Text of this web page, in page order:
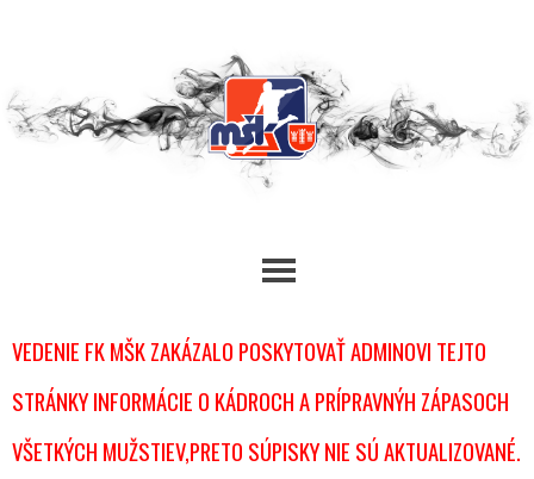
VEDENIE FK MŠK ZAKÁZALO POSKYTOVAŤ ADMINOVI TEJTO
STRÁNKY INFORMÁCIE O KÁDROCH A PRÍPRAVNÝH ZÁPASOCH
VŠETKÝCH MUŽSTIEV,PRETO SÚPISKY NIE SÚ AKTUALIZOVANÉ.